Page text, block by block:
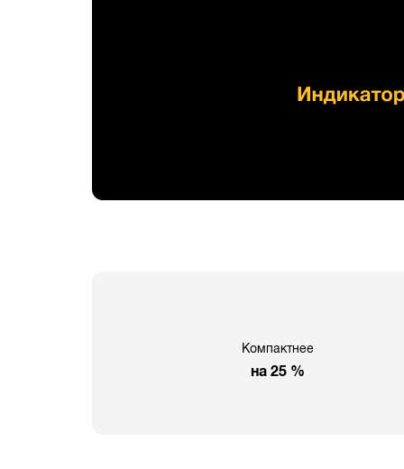
Компактнее
на 25 %